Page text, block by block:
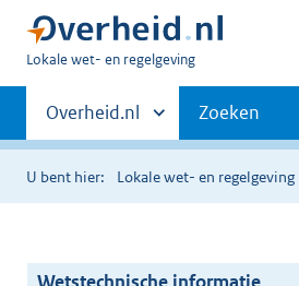
U
hier:
Lokale wet- en regelgeving
Primaire
navigatie
Andere
sites
binnen
Overheid.nl Zoeken
U bent hier: Lokale wet- en regelgeving